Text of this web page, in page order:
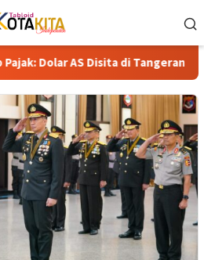
AS Disita di Tangerang, Jaringan